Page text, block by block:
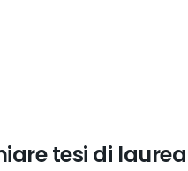
tesi di laurea